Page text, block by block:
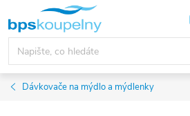
obsah
Dávkovače na mýdlo a mýdlenky